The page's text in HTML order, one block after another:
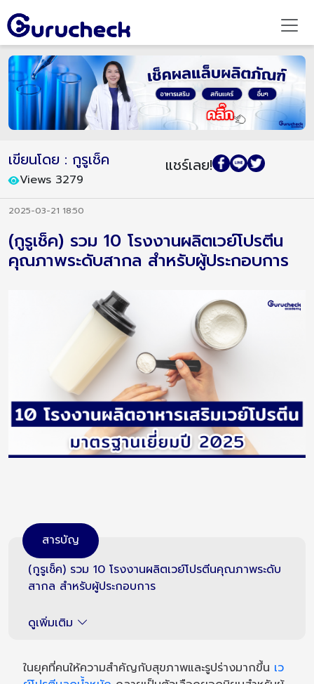
เขียนโดย : กูรูเช็ค
Views 3279
แชร์เลย!
2025-03-21 18:50
(กูรูเช็ค) รวม 10 โรงงานผลิตเวย์โปรตีน
คุณภาพระดับสากล สำหรับผู้ประกอบการ
สารบัญ
(กูรูเช็ค) รวม 10 โรงงานผลิตเวย์โปรตีนคุณภาพระดับ
สากล สำหรับผู้ประกอบการ
ดูเพิ่มเติม
ในยุคที่คนให้ความสำคัญกับสุขภาพและรูปร่างมากขึ้น เว